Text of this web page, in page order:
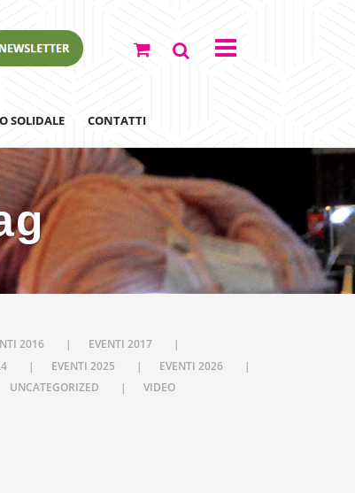
SOLIDALE CONTATTI
2016
EVENTI 2017
EVENTI 2025
EVENTI 2026
UNCATEGORIZED VIDEO